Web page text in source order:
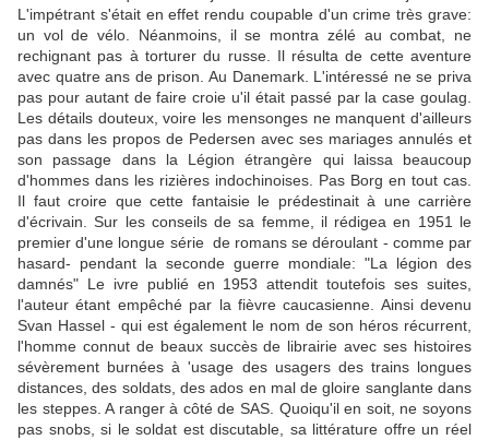
L'impétrant s'était en effet rendu coupable d'un crime très grave:
un vol de vélo. Néanmoins, il se montra zélé au combat, ne
rechignant pas à torturer du russe. Il résulta de cette aventure
avec quatre ans de prison. Au Danemark. L'intéressé ne se priva
pas pour autant de faire croie u'il était passé par la case goulag.
Les détails douteux, voire les mensonges ne manquent d'ailleurs
pas dans les propos de Pedersen avec ses mariages annulés et
son passage dans la Légion étrangère qui laissa beaucoup
d'hommes dans les rizières indochinoises. Pas Borg en tout cas.
Il faut croire que cette fantaisie le prédestinait à une carrière
d'écrivain. Sur les conseils de sa femme, il rédigea en 1951 le
premier d'une longue série de romans se déroulant - comme par
hasard- pendant la seconde guerre mondiale: "La légion des
damnés" Le ivre publié en 1953 attendit toutefois ses suites,
l'auteur étant empêché par la fièvre caucasienne. Ainsi devenu
Svan Hassel - qui est également le nom de son héros récurrent,
l'homme connut de beaux succès de librairie avec ses histoires
sévèrement burnées à 'usage des usagers des trains longues
distances, des soldats, des ados en mal de gloire sanglante dans
les steppes. A ranger à côté de SAS. Quoiqu'il en soit, ne soyons
pas snobs, si le soldat est discutable, sa littérature offre un réel